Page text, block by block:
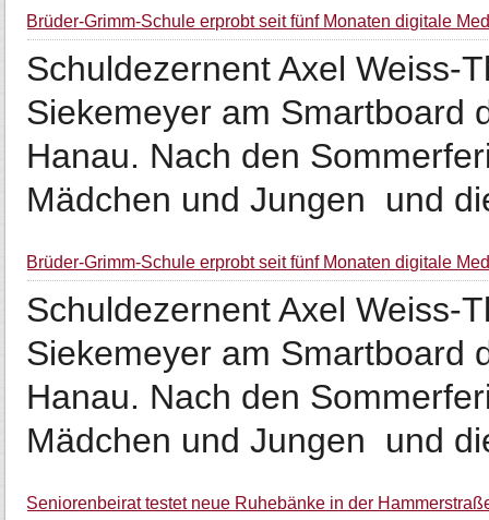
Brüder-Grimm-Schule erprobt seit fünf Monaten digitale
Schuldezernent Axel Weiss-
Siekemeyer am Smartboard
Hanau. Nach den
Mädchen und Jungen und
Brüder-Grimm-Schule erprobt seit fünf Monaten digitale
Schuldezernent Axel Weiss-
Siekemeyer am Smartboard
Hanau. Nach den
Mädchen und Jungen und
Seniorenbeirat testet neue Ruhebänke in der